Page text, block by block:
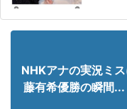
NHKアナの実況ミ
藤有希優勝の瞬間